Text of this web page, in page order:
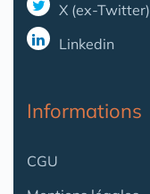
X (ex-Twitter)
Linkedin
Informations
CGU